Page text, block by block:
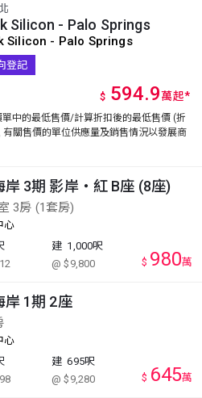
Silicon - Palo Springs
Silicon - Palo Springs
登記
$ 594.9萬起*
中的最低售價/計算折扣後的最低售價 (折
關售價的單位供應量及銷售情況以發展商
岸 3期 影岸‧紅 B座 (8座)
3房 (1套房)
心
建 1,000呎
@ $9,800
$ 980萬
岸 1期 2座
心
建 695呎
@ $9,280
$ 645萬